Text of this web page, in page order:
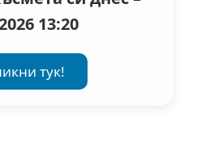
13:20
тук!